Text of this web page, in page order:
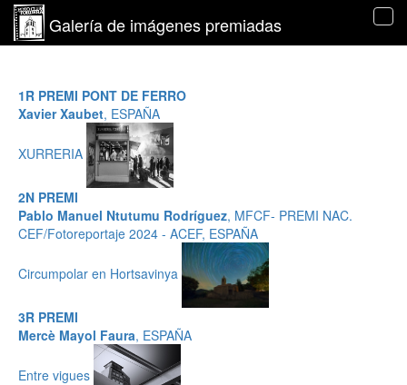
Galería de imágenes premiadas
1R PREMI PONT DE FERRO
Xavier Xaubet, ESPAÑA
XURRERIA
2N PREMI
Pablo Manuel Ntutumu Rodríguez, MFCF- PREMI NAC.
CEF/Fotoreportaje 2024 - ACEF, ESPAÑA
Circumpolar en Hortsavinya
3R PREMI
Mercè Mayol Faura, ESPAÑA
Entre vigues